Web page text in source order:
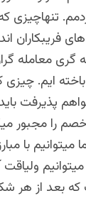
تنهاچیزی
فریبکاران
گری معامله
ایم. چیزی
پذیرفت باید
را مجبور
با
ولیاقت
که بعد از